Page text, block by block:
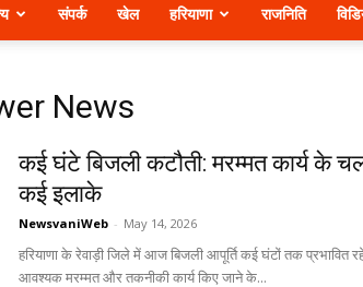
संपर्क खेल हरियाणा राजनिति
News
कई घंटे बिजली कटौती: मरम्मत कार्य के
कई इलाके
NewsvaniWeb - May 14, 2026
हरियाणा के रेवाड़ी जिले में आज बिजली आपूर्ति कई घंटों तक प्रभावित
आवश्यक मरम्मत और तकनीकी कार्य किए जाने के...